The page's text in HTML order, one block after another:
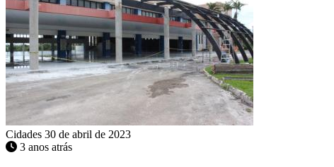
Cidades 30 de abril de 2023
3 anos atrás